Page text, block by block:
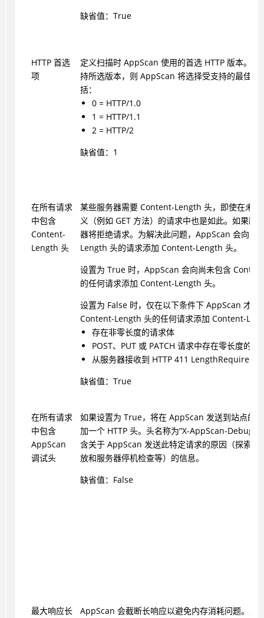
缺省值：True
HTTP 首选
项
定义扫描时 AppScan 使用的首选 HTTP 版本。如
持所选版本，则 AppScan 将选择受支持的最佳选
括：
0 = HTTP/1.0
1 = HTTP/1.1
2 = HTTP/2
缺省值：1
在所有请求
中包含
Content-
Length 头
某些服务器需要 Content-Length 头，即使在未定
义（例如 GET 方法）的请求中也是如此。如果缺
器将拒绝请求。为解决此问题，AppScan 会向没
Length 头的请求添加 Content-Length 头。
设置为 True 时，AppScan 会向尚未包含
的任何请求添加 Content-Length 头。
设置为 False 时，仅在以下条件下 AppScan 才会
Content-Length 头的任何请求添加 Content-
存在非零长度的请求体
POST、PUT 或 PATCH 请求中存在零长度的请
从服务器接收到 HTTP 411 LengthRequired
缺省值：True
在所有请求
中包含
AppScan
调试头
如果设置为 True，将在 AppScan 发送到站点的
加一个 HTTP 头。头名称为“X-AppScan-Debug”
含关于 AppScan 发送此特定请求的原因（探索、
放和服务器停机检查等）的信息。
缺省值：False
最大响应长
AppScan 会截断长响应以避免内存消耗问题。此